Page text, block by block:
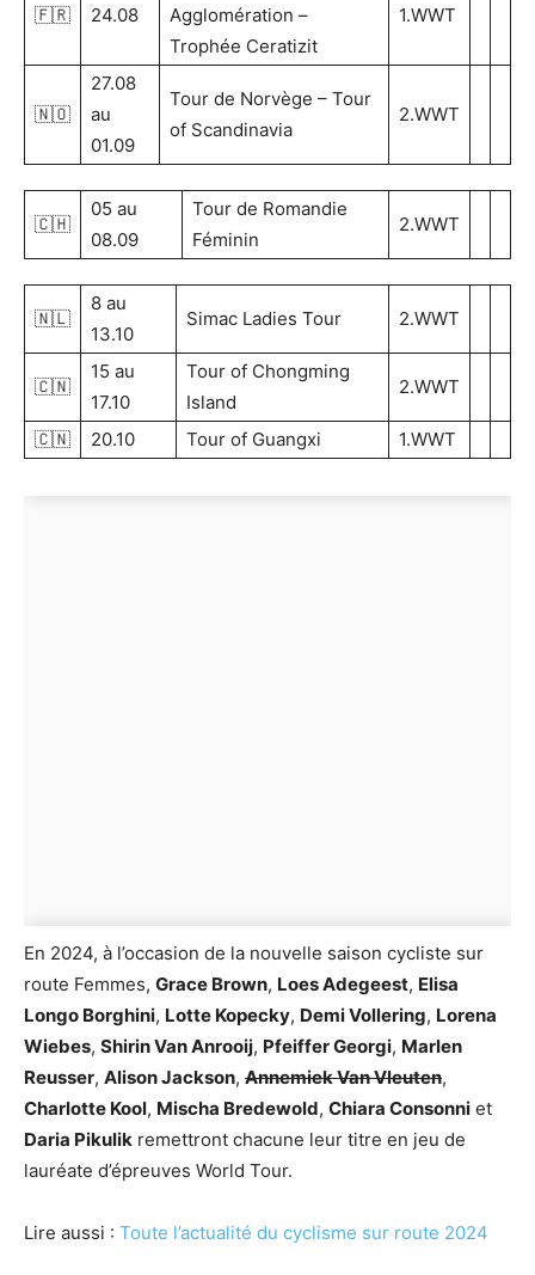
🇫🇷 24.08
Agglomération –
Trophée Ceratizit
1.WWT
🇳🇴
27.08
au
01.09
Tour de Norvège – Tour
of Scandinavia
2.WWT
🇨🇭
05 au
08.09
Tour de Romandie
Féminin
2.WWT
🇳🇱
8 au
13.10
Simac Ladies Tour 2.WWT
🇨🇳
15 au
17.10
Tour of Chongming
Island
2.WWT
🇨🇳 20.10 Tour of Guangxi 1.WWT
En 2024, à l’occasion de la nouvelle saison cycliste sur
route Femmes, Grace Brown, Loes Adegeest, Elisa
Longo Borghini, Lotte Kopecky, Demi Vollering, Lorena
Wiebes, Shirin Van Anrooij, Pfeiffer Georgi, Marlen
Reusser, Alison Jackson, Annemiek Van Vleuten,
Charlotte Kool, Mischa Bredewold, Chiara Consonni et
Daria Pikulik remettront chacune leur titre en jeu de
lauréate d’épreuves World Tour.
Lire aussi : Toute l’actualité du cyclisme sur route 2024